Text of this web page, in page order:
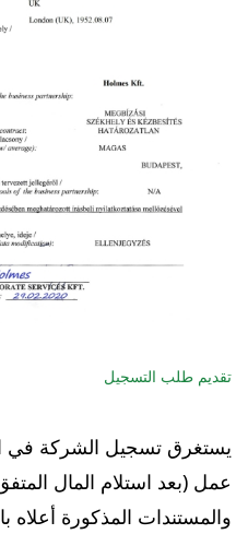
تقديم طلب التسجيل
عمل (بعد استلام المال
والمستندات المذكورة أعلاه